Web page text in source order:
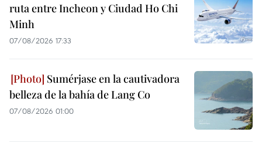
ruta entre Incheon y Ciudad Ho Chi
Minh
07/08/2026 17:33
Sumérjase en la cautivadora
belleza de la bahía de Lang Co
07/08/2026 01:00